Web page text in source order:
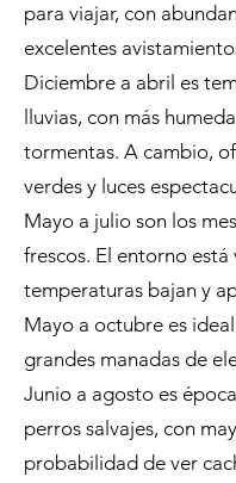
para viajar, con
excelentes
Diciembre a abril es
lluvias, con más
tormentas. A cambio,
verdes y luces
Mayo a julio son los
frescos. El entorno está
temperaturas bajan y
Mayo a octubre es
grandes manadas de
Junio a agosto es
perros salvajes, con
probabilidad de ver